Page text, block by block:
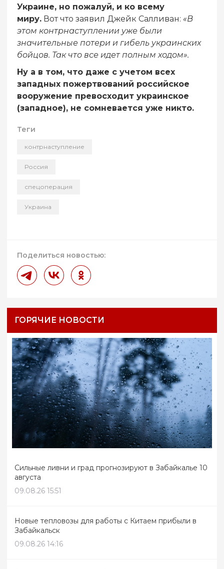
Украине, но пожалуй, и ко всему
миру. Вот что заявил Джейк Салливан: «В
этом контрнаступлении уже были
значительные потери и гибель украинских
бойцов. Так что все идет полным ходом».
Ну а в том, что даже с учетом всех
западных пожертвований российское
вооружение превосходит украинское
(западное), не сомневается уже никто.
Теги
контрнаступление
Россия
спецоперация
Украина
Поделиться новостью:
ГОРЯЧИЕ НОВОСТИ
Сильные ливни и град прогнозируют в Забайкалье 10
августа
09.08.26 15:51
Новые тепловозы для работы с Китаем прибыли в
Забайкальск
09.08.26 14:16